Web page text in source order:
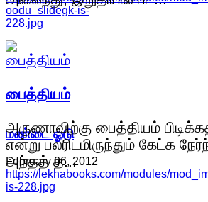
oodu_slidegk-is-
228.jpg
மண்டை ஓடு
February 06, 2012
https://lekhabooks.com/modules/
is-228.jpg
பைத்தியம்
அருணாவிற்கு பைத்தியம்
என்று பலரிடமிருந்தும் கேட்க
அந்தத் த...